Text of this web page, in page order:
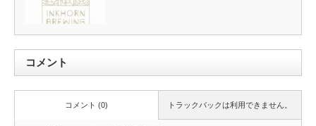
コメント
トラックバックは利用できません。
コメント (0)